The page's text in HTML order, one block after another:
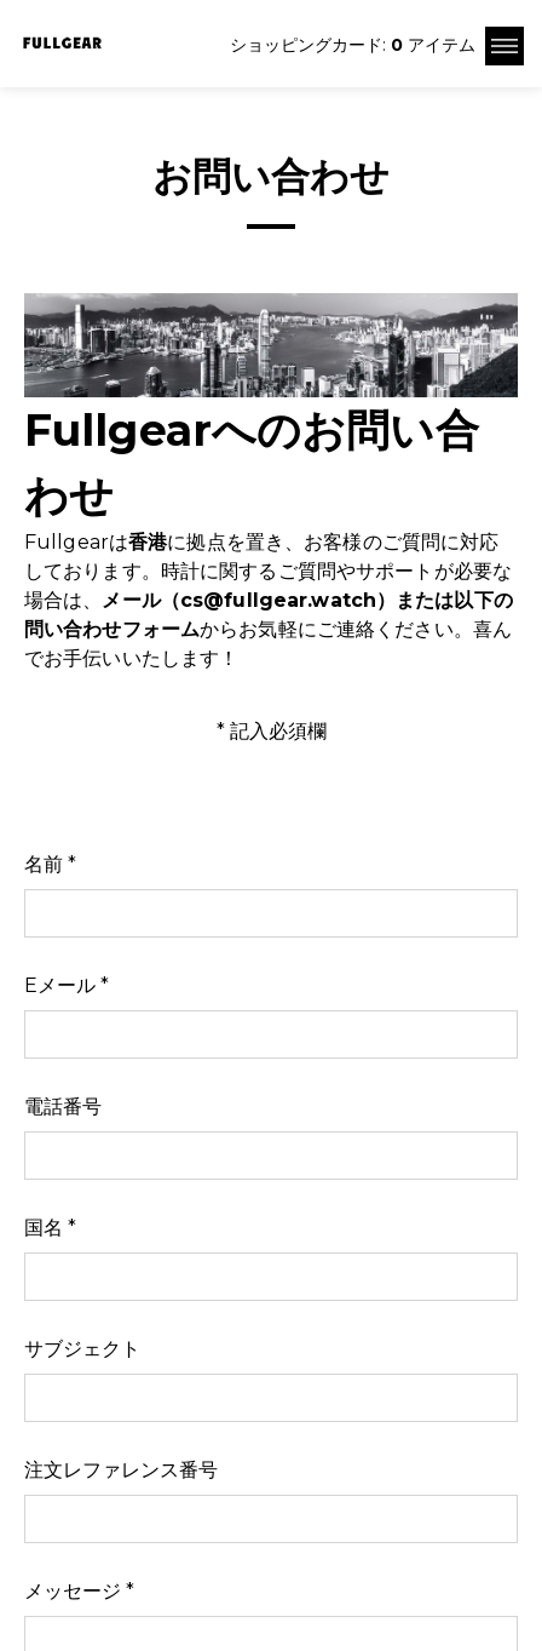
ショッピングカード: 0 アイテム
お問い合わせ
Fullgearへのお問い合
わせ
Fullgearは香港に拠点を置き、お客様のご質問に対応
しております。時計に関するご質問やサポートが必要な
場合は、 メール（cs@fullgear.watch）または以下の
問い合わせフォームからお気軽にご連絡ください。喜ん
でお手伝いいたします！
* 記入必須欄
名前
Eメール
電話番号
国名
サブジェクト
注文レファレンス番号
メッセージ